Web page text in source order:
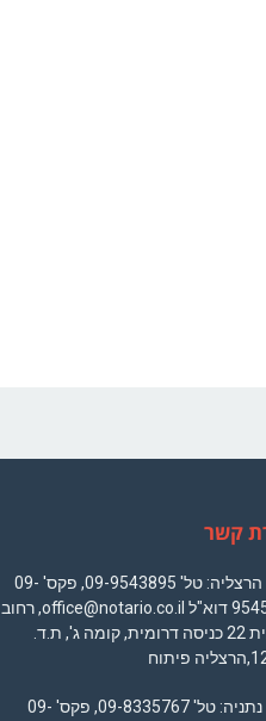
קשר
סניף הרצליה: טל' 09-9543895, פקס' 09-
9545033 דוא"ל office@notario.co.il, רחוב
משכית 22 כניסה דרומית, קומה ג', ת.ד.
סניף נתניה: טל' 09-8335767, פקס' 09-